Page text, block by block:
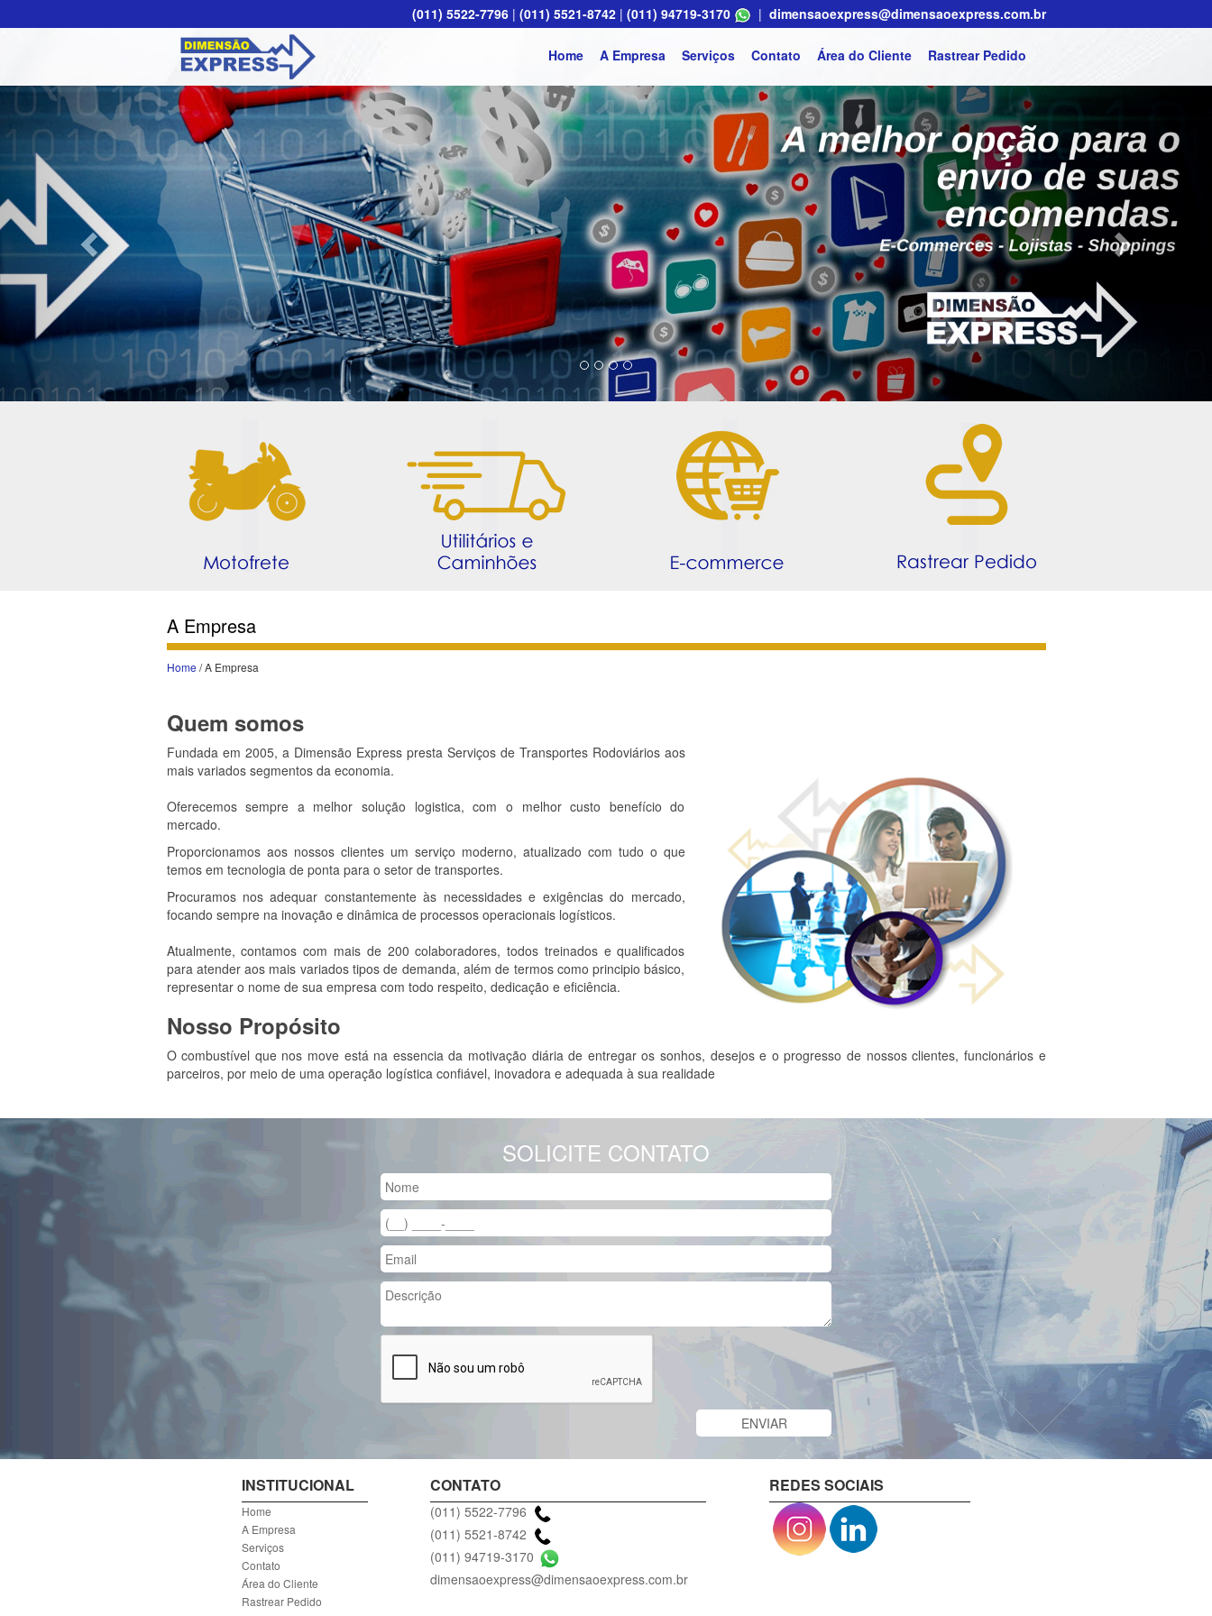
(011) 5522-7796 |(011) 5521-8742 |(011) 94719-3170 | dimensaoexpress@dimensaoexpress.com.br
Home A Empresa Serviços Contato Área do Cliente Rastrear Pedido
Previous
A Empresa
Home / A Empresa
Quem somos
Fundada em 2005, a Dimensão Express presta Serviços de Transportes Rodoviários aos
mais variados segmentos da economia.
Oferecemos sempre a melhor solução logistica, com o melhor custo benefício do
mercado.
Proporcionamos aos nossos clientes um serviço moderno, atualizado com tudo o que
temos em tecnologia de ponta para o setor de transportes.
Procuramos nos adequar constantemente às necessidades e exigências do mercado,
focando sempre na inovação e dinâmica de processos operacionais logísticos.
Atualmente, contamos com mais de 200 colaboradores, todos treinados e qualificados
para atender aos mais variados tipos de demanda, além de termos como principio básico,
representar o nome de sua empresa com todo respeito, dedicação e eficiência.
Nosso Propósito
O combustível que nos move está na essencia da motivação diária de entregar os sonhos, desejos e o progresso de nossos clientes, funcionários e
parceiros, por meio de uma operação logística confiável, inovadora e adequada à sua realidade
SOLICITE CONTATO
INSTITUCIONAL
Home
A Empresa
Serviços
Contato
Área do Cliente
Rastrear Pedido
CONTATO
(011) 5522-7796
(011) 5521-8742
(011) 94719-3170
dimensaoexpress@dimensaoexpress.com.br
REDES SOCIAIS